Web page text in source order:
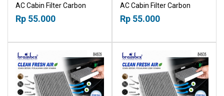
AC Cabin Filter Carbon
Suzuki Ertiga 2012-2017
18518030
Rp 55.000
AC Cabin Filter Carbon
Honda City 2002-2008
18518030
Rp 55.000